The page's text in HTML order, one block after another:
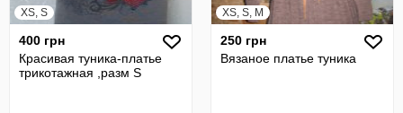
XS, S
400 грн
Красивая туника-платье
трикотажная ,разм S
XS, S, M
250 грн
Вязаное платье туника